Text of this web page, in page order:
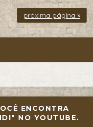
próxima página »
ENCONTRA
NO YOUTUBE.